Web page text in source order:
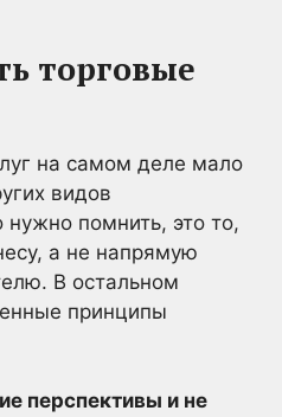
торговые
на самом деле мало
видов
помнить, это то,
а не напрямую
В остальном
принципы
перспективы и не